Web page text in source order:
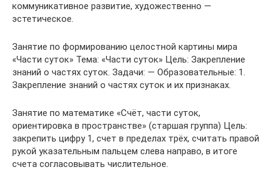
коммуникативное развитие, художественно —
эстетическое.
Занятие по формированию целостной картины мира
«Части суток» Тема: «Части суток» Цель: Закрепление
знаний о частях суток. Задачи: — Образовательные: 1.
Закрепление знаний о частях суток и их признаках.
Занятие по математике «Счёт, части суток,
ориентировка в пространстве» (старшая группа) Цель:
закрепить цифру 1, счет в пределах трёх, считать правой
рукой указательным пальцем слева направо, в итоге
счета согласовывать числительное.